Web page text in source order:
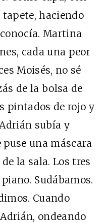
haciendo
Martina
cada una peor
Moisés, no sé
de la bolsa de
pintados de rojo y
subía y
una máscara
la sala. Los tres
Sudábamos.
Cuando
ondeando